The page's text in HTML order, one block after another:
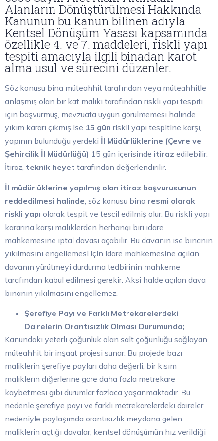
Alanların Dönüştürülmesi Hakkında
Kanunun bu kanun bilinen adıyla
Kentsel Dönüşüm Yasası kapsamında
özellikle 4. ve 7. maddeleri, riskli yapı
tespiti amacıyla ilgili binadan karot
alma usul ve sürecini düzenler.
Söz konusu bina müteahhit tarafından veya müteahhitle
anlaşmış olan bir kat maliki tarafından riskli yapı tespiti
için başvurmuş, mevzuata uygun görülmemesi halinde
yıkım kararı çıkmış ise 15 gün riskli yapı tespitine karşı,
yapının bulunduğu yerdeki İl Müdürlüklerine (Çevre ve
Şehircilik İl Müdürlüğü) 15 gün içerisinde itiraz edilebilir.
İtiraz, teknik heyet tarafından değerlendirilir.
İl müdürlüklerine yapılmış olan itiraz başvurusunun
reddedilmesi halinde , söz konusu bina resmi olarak
riskli yapı olarak tespit ve tescil edilmiş olur. Bu riskli yapı
kararına karşı maliklerden herhangi biri idare
mahkemesine iptal davası açabilir. Bu davanın ise binanın
yıkılmasını engellemesi için idare mahkemesine açılan
davanın yürütmeyi durdurma tedbirinin mahkeme
tarafından kabul edilmesi gerekir. Aksi halde açılan dava
binanın yıkılmasını engellemez.
Şerefiye Payı ve Farklı Metrekarelerdeki
Dairelerin Orantısızlık Olması Durumunda;
Kanundaki yeterli çoğunluk olan salt çoğunluğu sağlayan
müteahhit bir inşaat projesi sunar. Bu projede bazı
maliklerin şerefiye payları daha değerli, bir kısım
maliklerin diğerlerine göre daha fazla metrekare
kaybetmesi gibi durumlar fazlaca yaşanmaktadır. Bu
nedenle şerefiye payı ve farklı metrekarelerdeki daireler
nedeniyle paylaşımda orantısızlık meydana gelen
maliklerin açtığı davalar, kentsel dönüşümün hız verildiği